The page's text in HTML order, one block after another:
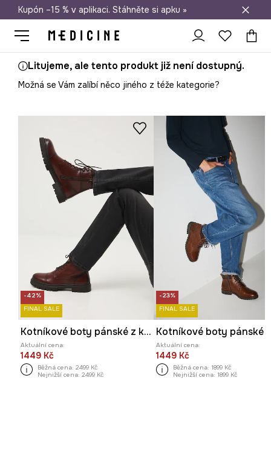
Doprava zdarma při nákupu nad 1 200 Kč
Kupón –15 % v aplikaci. Stáhněte si apku »
Litujeme, ale tento produkt již není dostupný.
Možná se Vám zalíbí něco jiného z téže kategorie?
-42%
FINAL SALE
Kotníkové boty pánské z kůže
Aktuální cena:
1449 Kč
Běžná cena: 2499 Kč
Nejnižší cena: 2499 Kč
-23%
FINAL SALE
Aktuální cena:
1449 Kč
Běžná cena: 1899 Kč
Nejnižší cena: 1899 Kč